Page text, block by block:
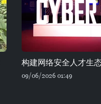
构建网络安全人才生
09/06/2026 01:49